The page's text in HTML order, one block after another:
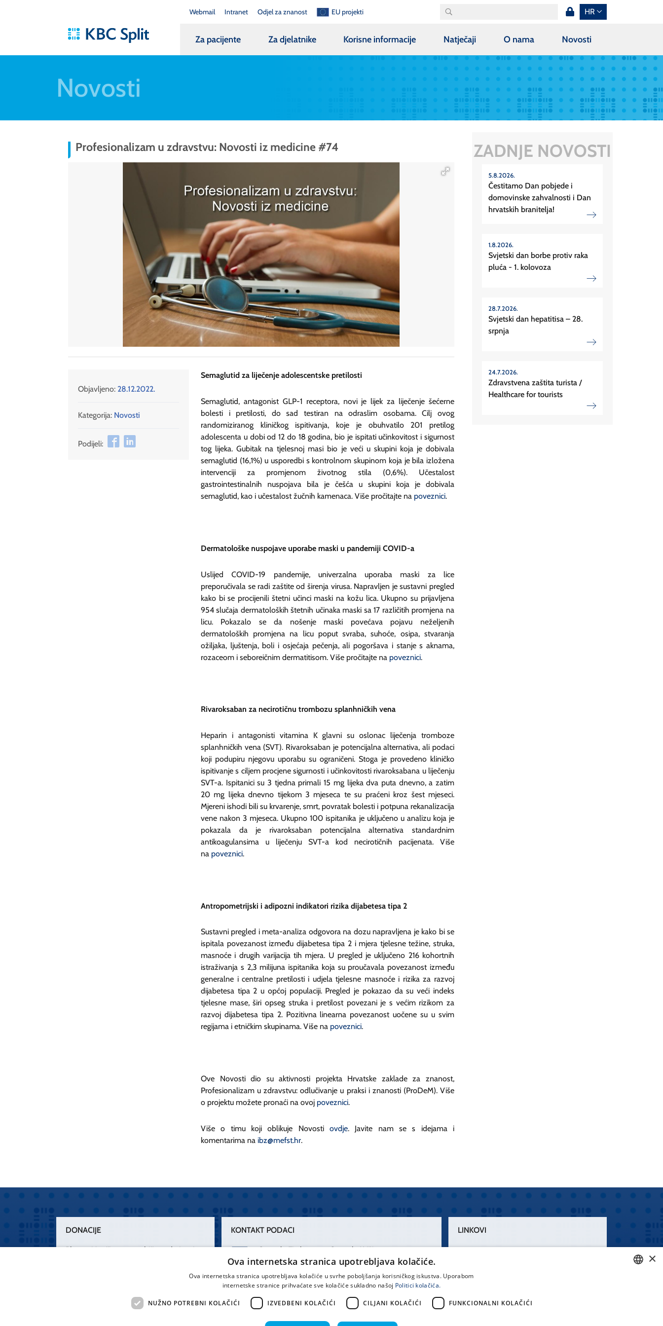
Webmail Intranet Odjel za znanost EU projekti HR
Za pacijente Za djelatnike Korisne informacije Natječaji O nama Novosti
Novosti
Profesionalizam u zdravstvu: Novosti iz medicine #74
Objavljeno: 28.12.2022.
Kategorija: Novosti
Podijeli:
Semaglutid za liječenje adolescentske pretilosti
Semaglutid, antagonist GLP-1 receptora, novi je lijek za liječenje šećerne
bolesti i pretilosti, do sad testiran na odraslim osobama. Cilj ovog
randomiziranog kliničkog ispitivanja, koje je obuhvatilo 201 pretilog
adolescenta u dobi od 12 do 18 godina, bio je ispitati učinkovitost i sigurnost
tog lijeka. Gubitak na tjelesnoj masi bio je veći u skupini koja je dobivala
semaglutid (16,1%) u usporedbi s kontrolnom skupinom koja je bila izložena
intervenciji za promjenom životnog stila (0,6%). Učestalost
gastrointestinalnih nuspojava bila je češća u skupini koja je dobivala
semaglutid, kao i učestalost žučnih kamenaca. Više pročitajte na poveznici.
Dermatološke nuspojave uporabe maski u pandemiji COVID-a
Uslijed COVID-19 pandemije, univerzalna uporaba maski za lice
preporučivala se radi zaštite od širenja virusa. Napravljen je sustavni pregled
kako bi se procijenili štetni učinci maski na kožu lica. Ukupno su prijavljena
954 slučaja dermatoloških štetnih učinaka maski sa 17 različitih promjena na
licu. Pokazalo se da nošenje maski povećava pojavu neželjenih
dermatoloških promjena na licu poput svraba, suhoće, osipa, stvaranja
ožiljaka, ljuštenja, boli i osjećaja pečenja, ali pogoršava i stanje s aknama,
rozaceom i seboreičnim dermatitisom. Više pročitajte na poveznici.
Rivaroksaban za necirotičnu trombozu splanhničkih vena
Heparin i antagonisti vitamina K glavni su oslonac liječenja tromboze
splanhničkih vena (SVT). Rivaroksaban je potencijalna alternativa, ali podaci
koji podupiru njegovu uporabu su ograničeni. Stoga je provedeno kliničko
ispitivanje s ciljem procjene sigurnosti i učinkovitosti rivaroksabana u liječenju
SVT-a. Ispitanici su 3 tjedna primali 15 mg lijeka dva puta dnevno, a zatim
20 mg lijeka dnevno tijekom 3 mjeseca te su praćeni kroz šest mjeseci.
Mjereni ishodi bili su krvarenje, smrt, povratak bolesti i potpuna rekanalizacija
vene nakon 3 mjeseca. Ukupno 100 ispitanika je uključeno u analizu koja je
pokazala da je rivaroksaban potencijalna alternativa standardnim
antikoagulansima u liječenju SVT-a kod necirotičnih pacijenata. Više
na poveznici.
Antropometrijski i adipozni indikatori rizika dijabetesa tipa 2
Sustavni pregled i meta-analiza odgovora na dozu napravljena je kako bi se
ispitala povezanost između dijabetesa tipa 2 i mjera tjelesne težine, struka,
masnoće i drugih varijacija tih mjera. U pregled je uključeno 216 kohortnih
istraživanja s 2,3 milijuna ispitanika koja su proučavala povezanost između
generalne i centralne pretilosti i udjela tjelesne masnoće i rizika za razvoj
dijabetesa tipa 2 u općoj populaciji. Pregled je pokazao da su veći indeks
tjelesne mase, širi opseg struka i pretilost povezani je s većim rizikom za
razvoj dijabetesa tipa 2. Pozitivna linearna povezanost uočene su u svim
regijama i etničkim skupinama. Više na poveznici.
Ove Novosti dio su aktivnosti projekta Hrvatske zaklade za znanost,
Profesionalizam u zdravstvu: odlučivanje u praksi i znanosti (ProDeM). Više
o projektu možete pronaći na ovoj poveznici.
Više o timu koji oblikuje Novosti ovdje. Javite nam se s idejama i
komentarima na ibz@mefst.hr.
ZADNJE NOVOSTI
5.8.2026.
Čestitamo Dan pobjede i
domovinske zahvalnosti i Dan
hrvatskih branitelja!
1.8.2026.
Svjetski dan borbe protiv raka
pluća - 1. kolovoza
28.7.2026.
Svjetski dan hepatitisa – 28.
srpnja
24.7.2026.
Zdravstvena zaštita turista /
Healthcare for tourists
DONACIJE
Plemenitim činom nesebičnog darivanja
„Zarazimo“ se dobrotom, donirajmo od
KONTAKT PODACI
Centrala Firule
021 556 111
Centrala Križine
021 557 111
Spinčićeva 1,
21000 Split
Hrvatska
office@kbsplit.hr
LINKOVI
×
Ova internetska stranica upotrebljava kolačiće.
Ova internetska stranica upotrebljava kolačiće u svrhe poboljšanja korisničkog iskustva. Uporabom
internetske stranice prihvaćate sve kolačiće sukladno našoj Politici kolačića.
NUŽNO POTREBNI KOLAČIĆI IZVEDBENI KOLAČIĆI CILJANI KOLAČIĆI FUNKCIONALNI KOLAČIĆI